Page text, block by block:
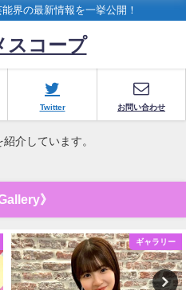
界の最新情報を一挙公開！
スコープ
Twitter お問い合わせ
介しています。
》
ギャラリー